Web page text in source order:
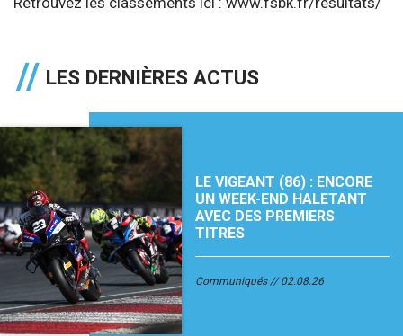
LES DERNIÈRES ACTUS
LE VIGEANT (86) : ENCORE
UN WEEK-END HALETANT
AVEC DES PREMIERS
TITRES
Communiqués 02.08.26